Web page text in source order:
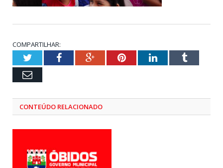
COMPARTILHAR:
TwitterFacebookGoogle+PinterestLinkedInTumblr
Email
CONTEÚDO RELACIONADO